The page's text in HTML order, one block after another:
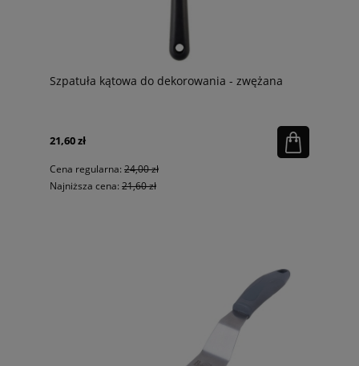
Szpatuła kątowa do dekorowania - zwężana
21,60 zł
Cena regularna: 24,00 zł
Najniższa cena: 21,60 zł